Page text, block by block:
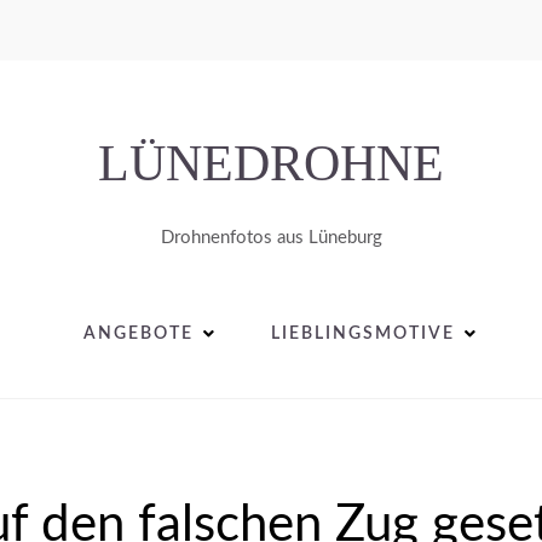
LÜNEDROHNE
Drohnenfotos aus Lüneburg
ANGEBOTE LIEBLINGSMOTIVE
den falschen Zug